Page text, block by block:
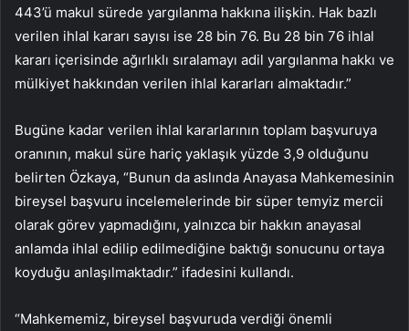
443’ü makul sürede yargılanma hakkına ilişkin. Hak bazlı
verilen ihlal kararı sayısı ise 28 bin 76. Bu 28 bin 76 ihlal
kararı içerisinde ağırlıklı sıralamayı adil yargılanma hakkı ve
mülkiyet hakkından verilen ihlal kararları almaktadır.”
Bugüne kadar verilen ihlal kararlarının toplam başvuruya
oranının, makul süre hariç yaklaşık yüzde 3,9 olduğunu
belirten Özkaya, “Bunun da aslında Anayasa Mahkemesinin
bireysel başvuru incelemelerinde bir süper temyiz mercii
olarak görev yapmadığını, yalnızca bir hakkın anayasal
anlamda ihlal edilip edilmediğine baktığı sonucunu ortaya
koyduğu anlaşılmaktadır.” ifadesini kullandı.
“Mahkememiz, bireysel başvuruda verdiği önemli